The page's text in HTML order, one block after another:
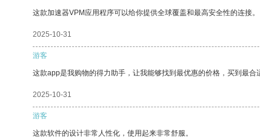
这款加速器VPM应用程序可以给你提供全球覆盖和最高安全性的连接。
2025-10-31
游客
这款app是我购物的得力助手，让我能够找到最优惠的价格，买到最合
2025-10-31
游客
这款软件的设计非常人性化，使用起来非常舒服。